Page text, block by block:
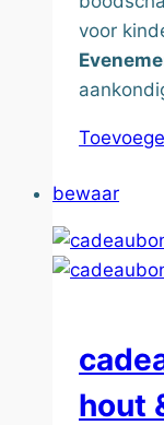
voor
bewaar
hout